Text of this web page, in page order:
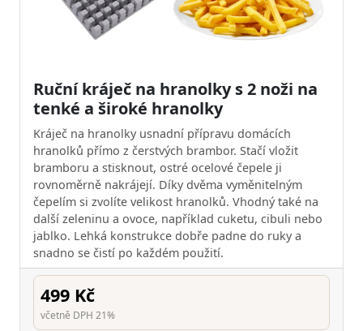
Ruční kráječ na hranolky s 2 noži na
tenké a široké hranolky
Kráječ na hranolky usnadní přípravu domácích
hranolků přímo z čerstvých brambor. Stačí vložit
bramboru a stisknout, ostré ocelové čepele ji
rovnoměrně nakrájejí. Díky dvěma vyměnitelným
čepelím si zvolíte velikost hranolků. Vhodný také na
další zeleninu a ovoce, například cuketu, cibuli nebo
jablko. Lehká konstrukce dobře padne do ruky a
snadno se čistí po každém použití.
499 Kč
včetně DPH 21%